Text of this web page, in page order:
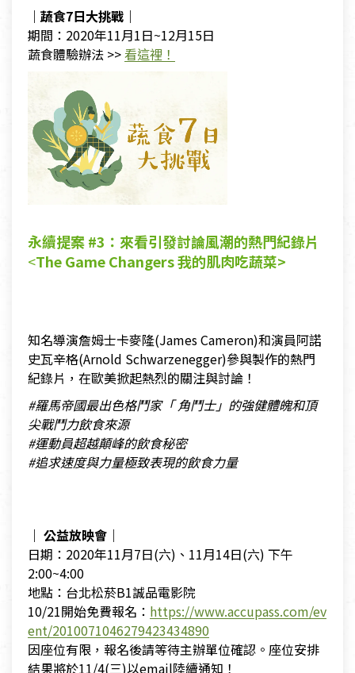
｜蔬食7日大挑戰｜
期間：2020年11月1日~12月15日
蔬食體驗辦法 >>看這裡！
永續提案 #3：來看引發討論風潮的熱門紀錄片
<The Game Changers 我的肌肉吃蔬菜>
知名導演詹姆士卡麥隆(James Cameron)和演員阿諾
史瓦辛格(Arnold Schwarzenegger)參與製作的熱門
紀錄片，在歐美掀起熱烈的關注與討論！
#羅馬帝國最出色格鬥家「 角鬥士」的強健體魄和頂
尖戰鬥力飲食來源
#運動員超越顛峰的飲食秘密
#追求速度與力量極致表現的飲食力量
｜ 公益放映會｜
日期：2020年11月7日(六)、11月14日(六) 下午
2:00~4:00
地點：台北松菸B1誠品電影院
10/21開始免費報名： https://www.accupass.com/ev
ent/2010071046279423434890
因座位有限，報名後請等待主辦單位確認。座位安排
結果將於11/4(三)以email陸續通知！